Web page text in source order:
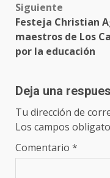
Siguiente
Festeja Christian
maestros de Los
por la educación
Deja una
Tu dirección de
Los campos
Comentario *